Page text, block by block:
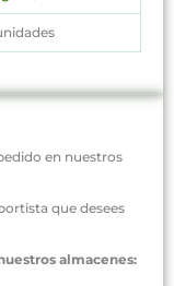
en nuestros
que desees
almacenes: